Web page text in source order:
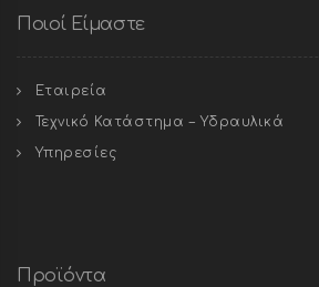
Ποιοί Είμαστε
Εταιρεία
Τεχνικό Κατάστημα – Υδραυλικά
Υπηρεσίες
Προϊόντα